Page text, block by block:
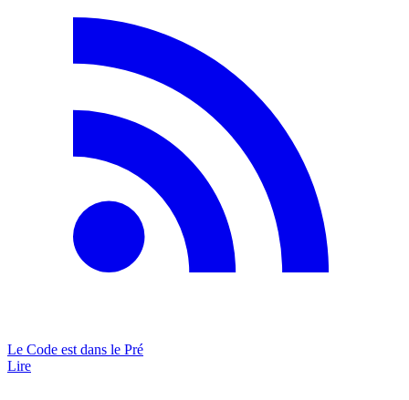
Le Code est dans le Pré
Lire